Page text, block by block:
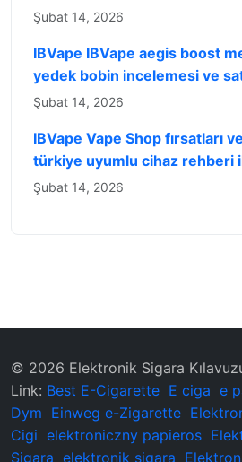
Şubat 14, 2026
IBVape IBVape aegis boost
yedek bobin incelemesi ve
Şubat 14, 2026
IBVape Vape Shop fırsatları
türkiye uyumlu cihaz rehberi
Şubat 14, 2026
© 2026 ‌Elektronik Sigara
Link: Best E-Cigarette E ciga e
Dym Einweg e-Zigarette
Cigi elektroniczny papieros
Sigara elektronik sigara